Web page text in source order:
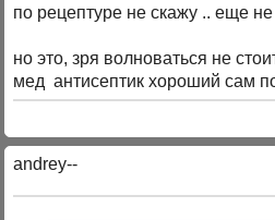
по рецептуре не скажу .. еще
но это, зря волноваться не
мед антисептик хороший сам
andrey--